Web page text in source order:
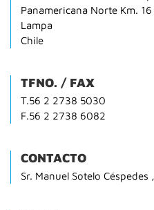
Panamericana Norte Km.
Lampa
Chile
TFNO. / FAX
T.56 2 2738 5030
F.56 2 2738 6082
CONTACTO
Sr. Manuel Sotelo Céspedes